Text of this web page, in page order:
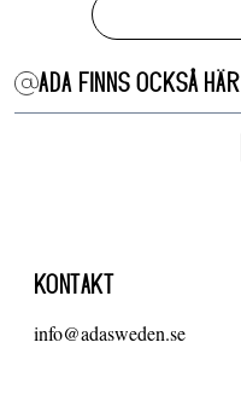
ADA FINNS OCKSÅ HÄR
KONTAKT
info@adasweden.se